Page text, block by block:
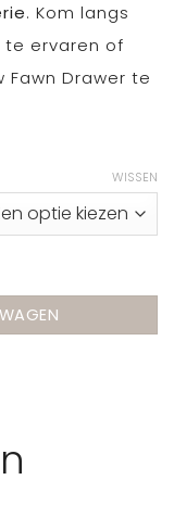
. Kom langs
te ervaren of
Fawn Drawer te
WISSEN
aantal